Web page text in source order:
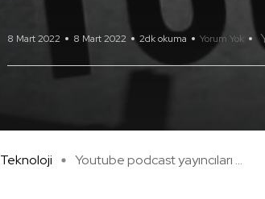
8 Mart 2022 8 Mart 2022 2dk okuma Yorum Yok
Teknoloji Youtube podcast yayıncıları ...